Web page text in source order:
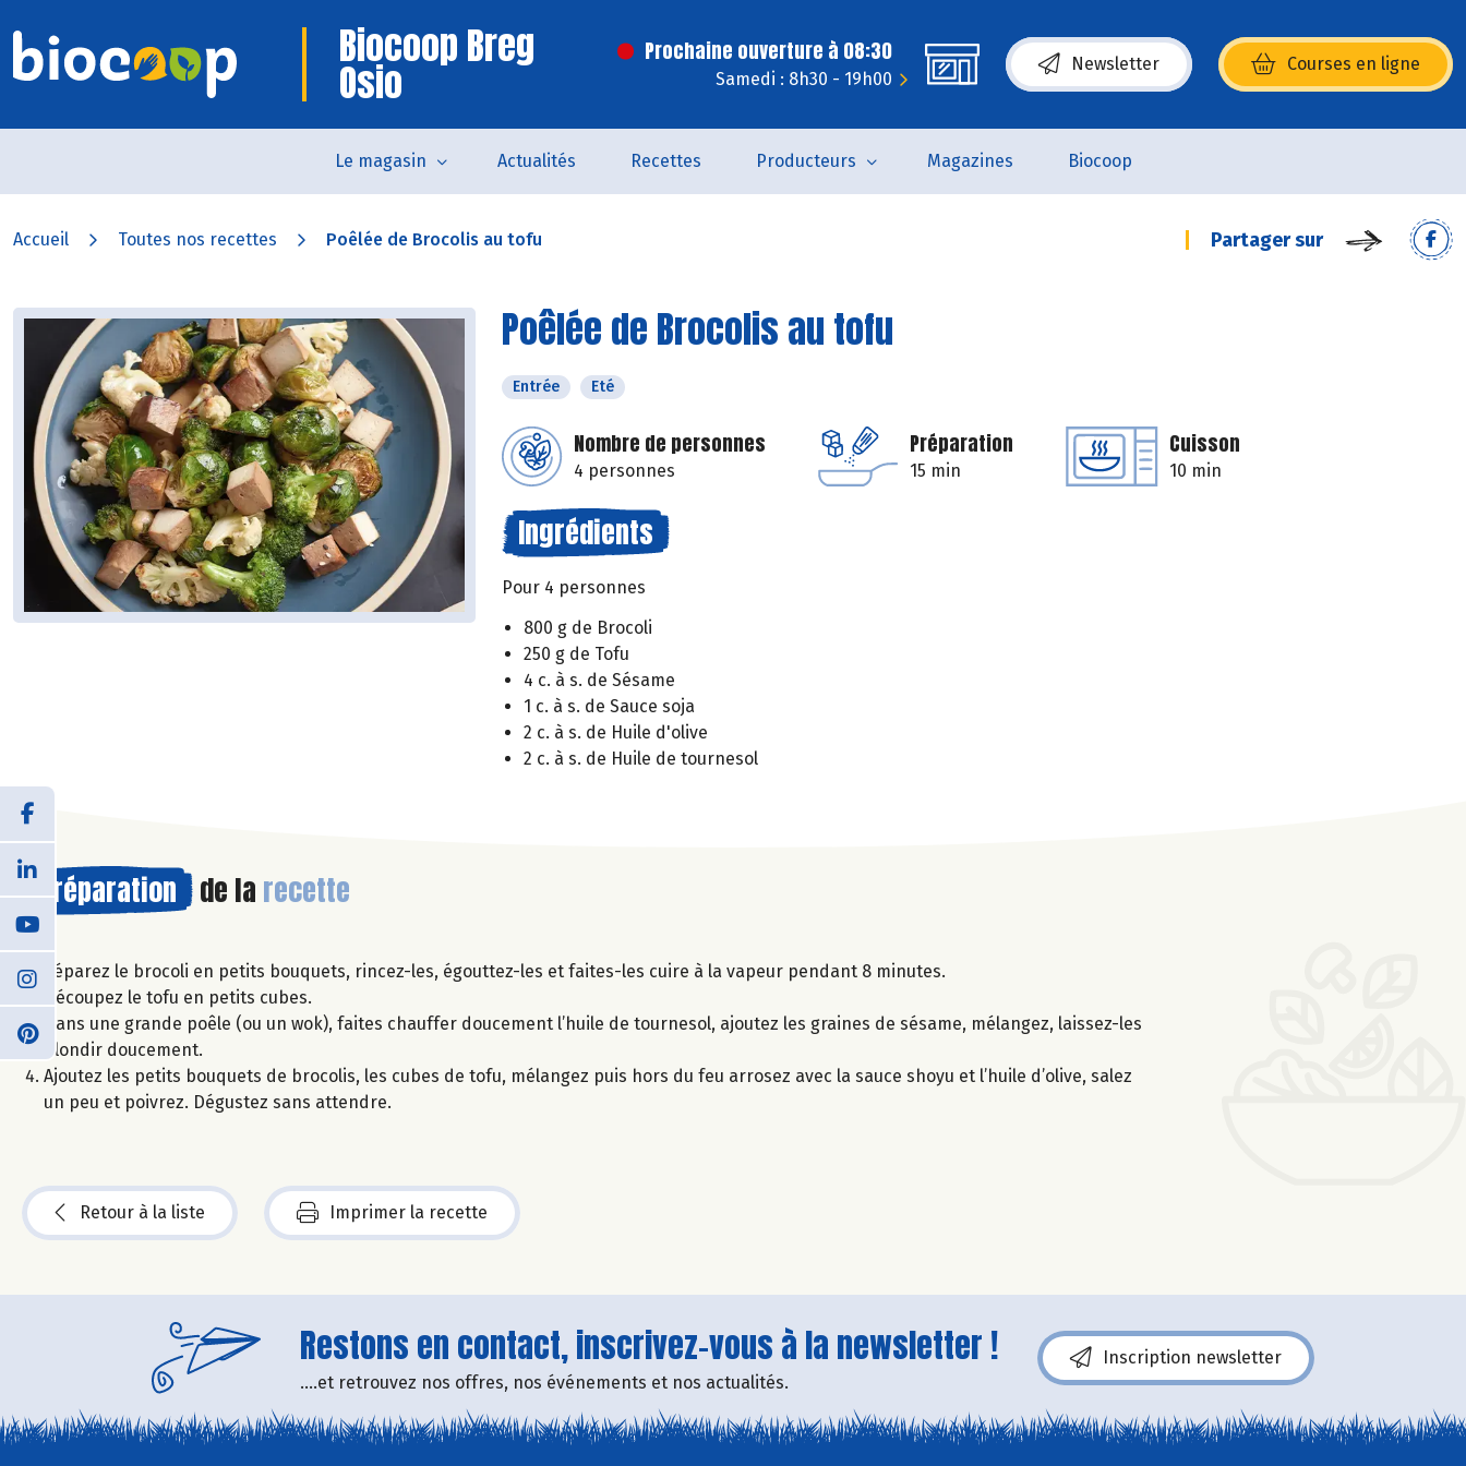
Biocoop Breg
Osio
Prochaine ouverture à 08:30
Samedi : 8h30 - 19h00
Newsletter Courses en ligne
(s’ouvre dans une nouvelle fenêtre)
Le magasin Actualités Recettes Producteurs Magazines Biocoop
Accueil Toutes nos recettes Poêlée de Brocolis au tofu Partager sur
Poêlée de Brocolis au tofu
Entrée Eté
Nombre de personnes
4 personnes
Préparation
15 min
Cuisson
10 min
Ingrédients
Pour 4 personnes
800 g de Brocoli
250 g de Tofu
4 c. à s. de Sésame
1 c. à s. de Sauce soja
2 c. à s. de Huile d'olive
2 c. à s. de Huile de tournesol
Préparation de la recette
Séparez le brocoli en petits bouquets, rincez-les, égouttez-les et faites-les cuire à la vapeur pendant 8 minutes.
Découpez le tofu en petits cubes.
Dans une grande poêle (ou un wok), faites chauffer doucement l’huile de tournesol, ajoutez les graines de sésame, mélangez, laissez-les
blondir doucement.
Ajoutez les petits bouquets de brocolis, les cubes de tofu, mélangez puis hors du feu arrosez avec la sauce shoyu et l’huile d’olive, salez
un peu et poivrez. Dégustez sans attendre.
Retour à la liste Imprimer la recette
Restons en contact, inscrivez-vous à la newsletter !
....et retrouvez nos offres, nos événements et nos actualités.
Inscription newsletter